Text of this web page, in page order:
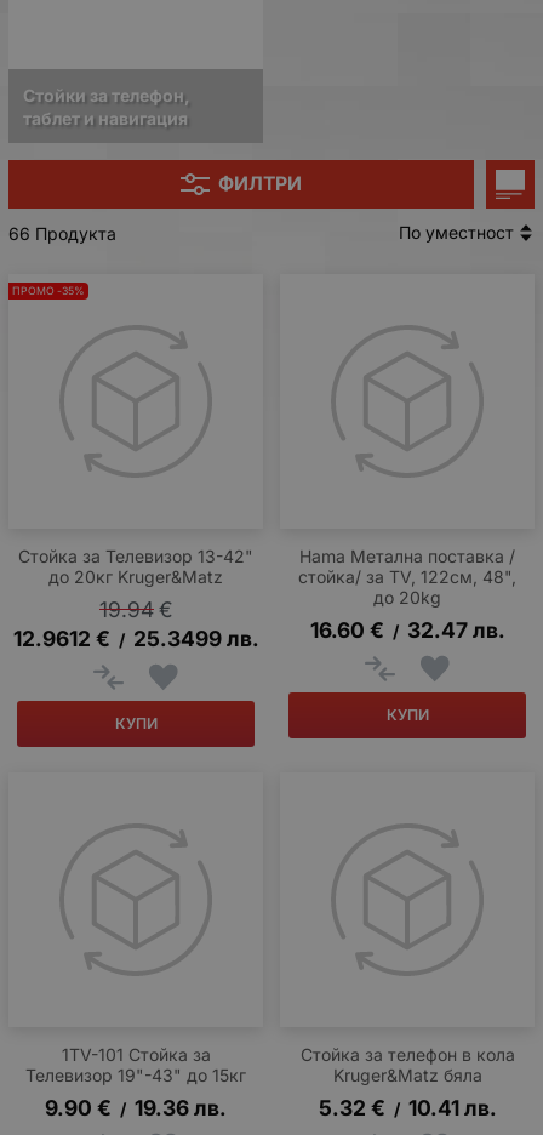
Стойки за телефон,
таблет и навигация
ФИЛТРИ
66 Продукта По уместност
Стойка за Телевизор 13-42"
до 20кг Kruger&Matz
19.94 €
12.9612 € / 25.3499 лв.
КУПИ
ПРОМО -35%
Hama Метална поставка /
стойка/ за TV, 122см, 48",
до 20kg
16.60 € / 32.47 лв.
КУПИ
1TV-101 Стойка за
Телевизор 19"-43" до 15кг
9.90 € / 19.36лв.
Стойка за телефон в кола
Kruger&Matz бяла
5.32 € / 10.41 лв.